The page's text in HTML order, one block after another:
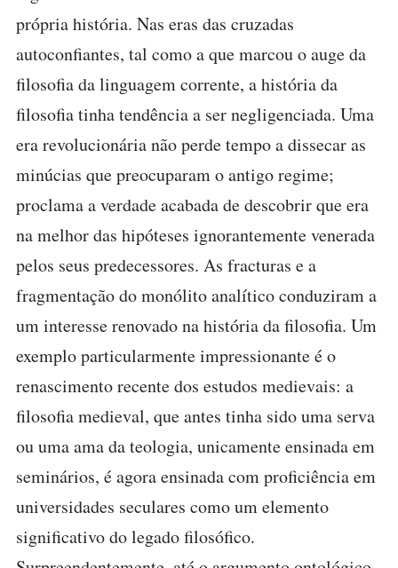
própria história. Nas eras das cruzadas
autoconfiantes, tal como a que marcou o auge da
filosofia da linguagem corrente, a história da
filosofia tinha tendência a ser negligenciada. Uma
era revolucionária não perde tempo a dissecar as
minúcias que preocuparam o antigo regime;
proclama a verdade acabada de descobrir que era
na melhor das hipóteses ignorantemente venerada
pelos seus predecessores. As fracturas e a
fragmentação do monólito analítico conduziram a
um interesse renovado na história da filosofia. Um
exemplo particularmente impressionante é o
renascimento recente dos estudos medievais: a
filosofia medieval, que antes tinha sido uma serva
ou uma ama da teologia, unicamente ensinada em
seminários, é agora ensinada com proficiência em
universidades seculares como um elemento
significativo do legado filosófico.